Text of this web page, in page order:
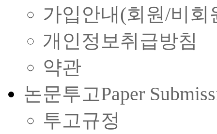
가입안내(회원/비회
개인정보취급방침
약관
논문투고Paper
투고규정